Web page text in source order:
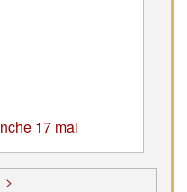
17 mai
>